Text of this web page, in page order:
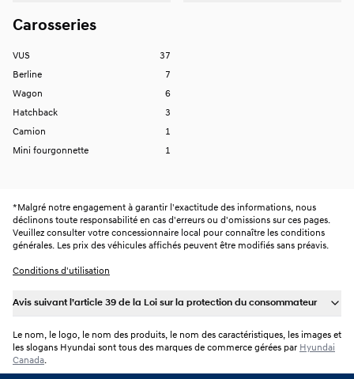
Carosseries
VUS
37
Berline
7
Wagon
6
Hatchback
3
Camion
1
Mini fourgonnette
1
* Malgré notre engagement à garantir l'exactitude des informations, nous
déclinons toute responsabilité en cas d'erreurs ou d'omissions sur ces pages.
Veuillez consulter votre concessionnaire local pour connaître les conditions
générales. Les prix des véhicules affichés peuvent être modifiés sans préavis.
Conditions d'utilisation
Avis suivant l’article 39 de la Loi sur la protection du consommateur
Le nom, le logo, le nom des produits, le nom des caractéristiques, les images et
les slogans Hyundai sont tous des marques de commerce gérées par Hyundai
Canada.